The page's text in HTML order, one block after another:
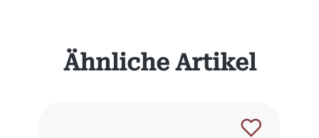
Produktgalerie überspringen
Ähnliche Artikel